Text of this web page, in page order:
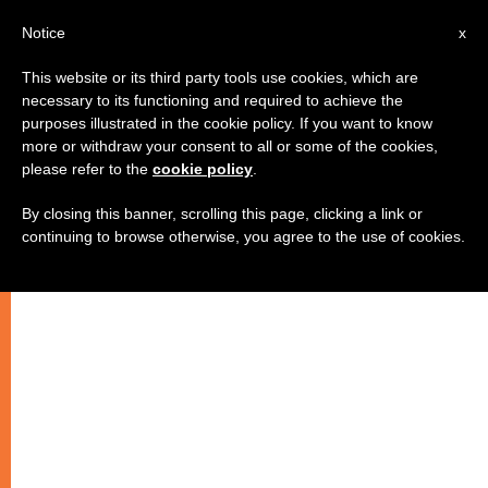
الإيمان والوئام … رسالة بغداد السلام
المهرجان الخامس لرعية مار يوسف
x
Notice
This website or its third party tools use cookies, which are
necessary to its functioning and required to achieve the
purposes illustrated in the cookie policy. If you want to know
more or withdraw your consent to all or some of the cookies,
please refer to the cookie policy
By closing this banner, scrolling this page, clicking a link or
continuing to browse otherwise, you agree to the use of cookies.